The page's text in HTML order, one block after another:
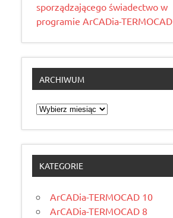
sporządzającego świadectwo w
programie ArCADia-TERMOCAD
ARCHIWUM
Archiwum
KATEGORIE
ArCADia-TERMOCAD 10
ArCADia-TERMOCAD 8